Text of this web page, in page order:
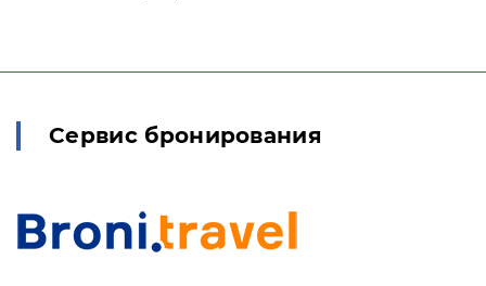
Сервис бронирования